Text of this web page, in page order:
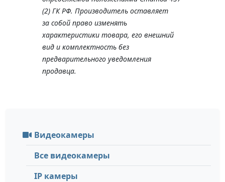
(2) ГК РФ. Производитель оставляет
за собой право изменять
характеристики товара, его внешний
вид и комплектность без
предварительного уведомления
продавца.
Видеокамеры
Все видеокамеры
IP камеры